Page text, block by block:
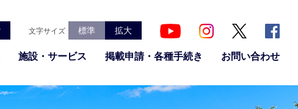
文字サイズ 標準 拡大
施設・サービス 掲載申請・各種手続き お問い合わせ